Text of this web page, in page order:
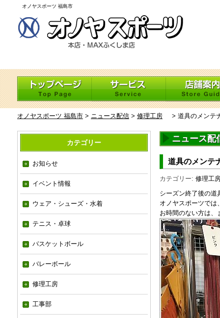
オノヤスポーツ 福島市
オノヤスポーツ 福島市 > ニュース配信 > 修理工房 > 道具のメンテ
カテゴリー
お知らせ
イベント情報
ウェア・シューズ・水着
テニス・卓球
バスケットボール
バレーボール
修理工房
工事部
ニュース配
道具のメンテ
カテゴリー: 修理工
シーズン終了後の道
オノヤスポーツでは
お時間のない方は、